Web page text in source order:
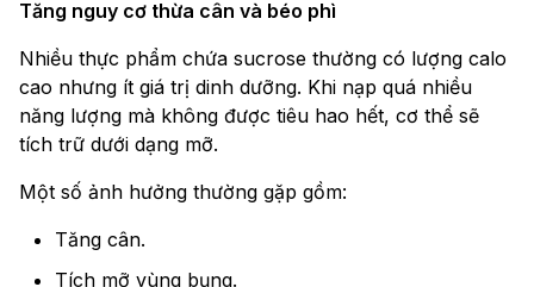
Tăng nguy cơ thừa cân và béo phì
Nhiều thực phẩm chứa sucrose thường có lượng calo
cao nhưng ít giá trị dinh dưỡng. Khi nạp quá nhiều
năng lượng mà không được tiêu hao hết, cơ thể sẽ
tích trữ dưới dạng mỡ.
Một số ảnh hưởng thường gặp gồm:
Tăng cân.
Tích mỡ vùng bụng.